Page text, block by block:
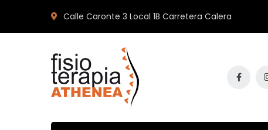
Calle Caronte 3 Local 1B Carretera Calera